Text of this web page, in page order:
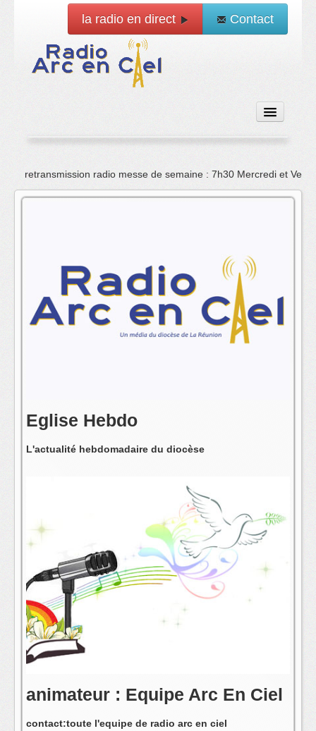
la radio en direct Contact
Accueil
Emissions
La radio
L'équipe
retransmission radio messe de semaine : 7h30 Mercredi et
Eglise Hebdo
L'actualité hebdomadaire du diocèse
animateur : Equipe Arc En Ciel
contact:toute l'equipe de radio arc en ciel